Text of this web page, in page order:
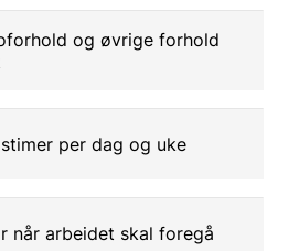
og øvrige forhold
per dag og uke
når arbeidet skal foregå